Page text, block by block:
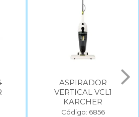
LAVADORA DE ALTA
PRESSAO KARCHER
K3 220V
Código: 2568